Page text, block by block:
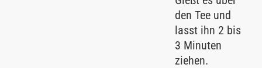
den Tee und
lasst ihn 2 bis
3 Minuten
ziehen.